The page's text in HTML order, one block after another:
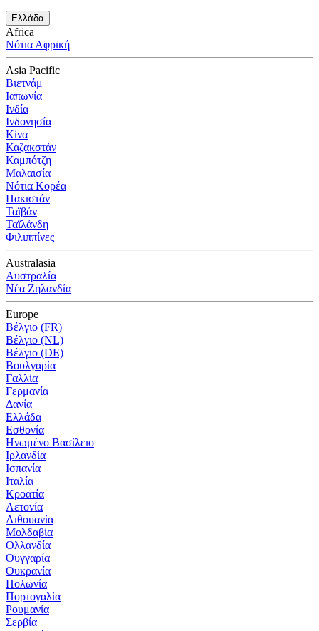
Ελλάδα
Africa
Νότια Αφρική
Asia Pacific
Βιετνάμ
Ιαπωνία
Ινδία
Ινδονησία
Κίνα
Καζακστάν
Καμπότζη
Μαλαισία
Νότια Κορέα
Πακιστάν
Ταϊβάν
Ταϊλάνδη
Φιλιππίνες
Australasia
Αυστραλία
Νέα Ζηλανδία
Europe
Βέλγιο (FR)
Βέλγιο (NL)
Βέλγιο (DE)
Βουλγαρία
Γαλλία
Γερμανία
Δανία
Ελλάδα
Εσθονία
Ηνωμένο Βασίλειο
Ιρλανδία
Ισπανία
Ιταλία
Κροατία
Λετονία
Λιθουανία
Μολδαβία
Ολλανδία
Ουγγαρία
Ουκρανία
Πολωνία
Πορτογαλία
Ρουμανία
Σερβία